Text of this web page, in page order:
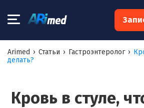
Arimed › Статьи › Гастроэнтеролог ›
делать?
Кровь в стуле,
Запишитесь на